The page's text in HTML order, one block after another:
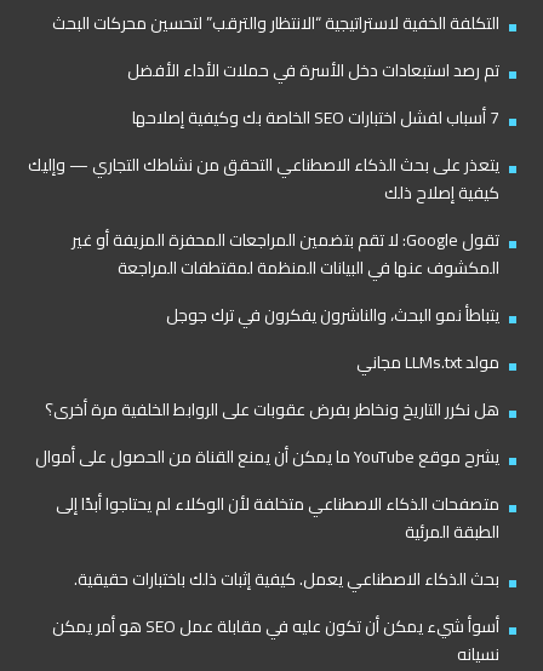
التكلفة الخفية لاستراتيجية “الانتظار والترقب” لتحسين محركات البحث
تم رصد استبعادات دخل الأسرة في حملات الأداء الأفضل
7 أسباب لفشل اختبارات SEO الخاصة بك وكيفية إصلاحها
يتعذر على بحث الذكاء الاصطناعي التحقق من نشاطك التجاري — وإليك
كيفية إصلاح ذلك
تقول Google: لا تقم بتضمين المراجعات المحفزة المزيفة أو غير
المكشوف عنها في البيانات المنظمة لمقتطفات المراجعة
يتباطأ نمو البحث، والناشرون يفكرون في ترك جوجل
مولد LLMs.txt مجاني
هل نكرر التاريخ ونخاطر بفرض عقوبات على الروابط الخلفية مرة أخرى؟
يشرح موقع YouTube ما يمكن أن يمنع القناة من الحصول على أموال
متصفحات الذكاء الاصطناعي متخلفة لأن الوكلاء لم يحتاجوا أبدًا إلى
الطبقة المرئية
بحث الذكاء الاصطناعي يعمل. كيفية إثبات ذلك باختبارات حقيقية.
أسوأ شيء يمكن أن تكون عليه في مقابلة عمل SEO هو أمر يمكن
نسيانه